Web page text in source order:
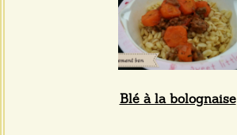
Blé à la bolognaise